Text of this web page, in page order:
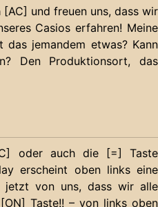
und freuen uns, dass wir
Casios erfahren! Meine
das jemandem etwas? Kann
Den Produktionsort, das
oder auch die [=] Taste
erscheint oben links eine
jetzt von uns, dass wir alle
Taste!! – von links oben